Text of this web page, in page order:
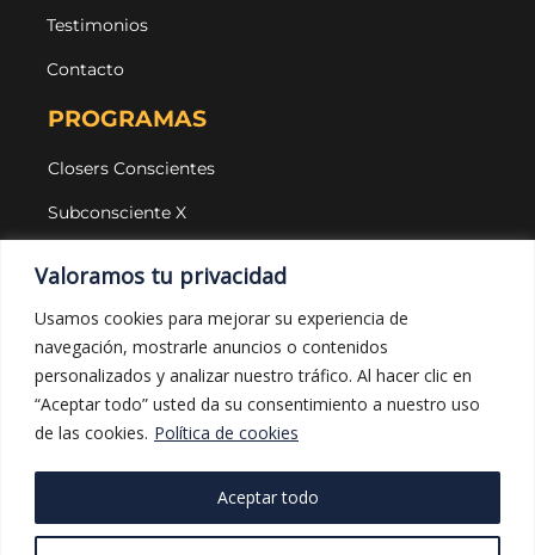
Valoramos tu privacidad
Usamos cookies para mejorar su experiencia de
navegación, mostrarle anuncios o contenidos
personalizados y analizar nuestro tráfico. Al hacer clic en
“Aceptar todo” usted da su consentimiento a nuestro uso
de las cookies. Política de cookies
Aceptar todo
Testimonios
Contacto
PROGRAMAS
Closers Conscientes
Subconsciente X
LEGAL Y PROTECCIÓN
Aviso legal
Política de privacidad
Política de cookies